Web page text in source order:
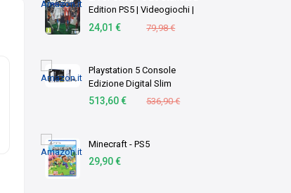
Edition PS5 | Videogiochi |
Italiano
24,01 € 79,98 €
Playstation 5 Console
Edizione Digital Slim
513,60 € 536,90 €
Minecraft - PS5
29,90 €